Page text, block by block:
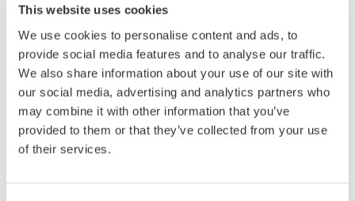
This website uses cookies
We use cookies to personalise content and ads, to
provide social media features and to analyse our traffic.
We also share information about your use of our site with
our social media, advertising and analytics partners who
may combine it with other information that you’ve
provided to them or that they’ve collected from your use
of their services.
Die folgenden Darstellungsarten sind verfügbar:
Numerisch
Numerische Darstellung der Messdaten des
WT5000/WT3000E/WT3000/WT1800E/WT1800/WT500/
Bei Modellen mit der Option /G6 (Advanced Calculation)
werden auch Oberwellen-Messdaten angezeigt.